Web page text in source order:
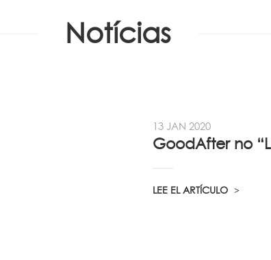
Notícias
13 JAN 2020
LEE EL ARTÍCULO